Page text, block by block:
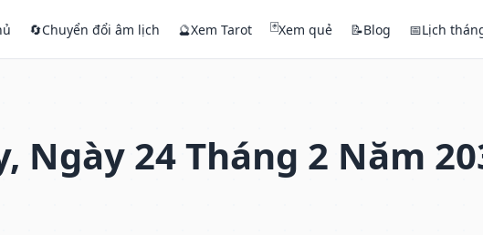
🔄Chuyển đổi âm lịch 🔮Xem Tarot 🃏Xem quẻ 📝Blog 📅Lịch
Ngày 24 Tháng 2 Năm